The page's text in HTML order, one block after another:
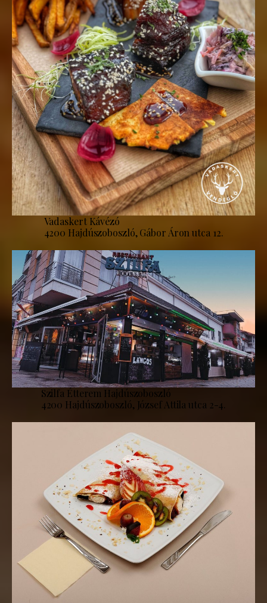
Vadaskert Kávézó
4200 Hajdúszoboszló, Gábor Áron utca 12.
Szilfa Étterem Hajdúszoboszló
4200 Hajdúszoboszló, József Attila utca 2-4.